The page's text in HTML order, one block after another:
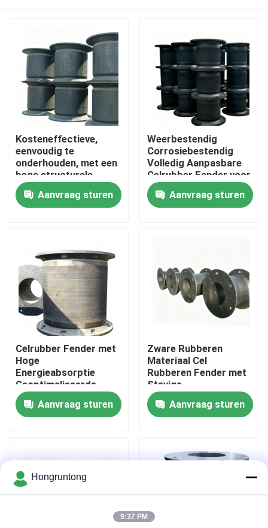
Thuis
Video's
Over ons
Fabriekstocht
Kwaliteitscontrole
Vraag een offerte
Yokohama rubberstootkussen
Pneumatisch Rubberstootkussen
Kosteneffectieve,
eenvoudig te
onderhouden, met een
hoge structurele
stabiliteit, rubberen
fender voor
scheepsdocking
Aanvraag sturen
Weerbestendig
Corrosiebestendig
Volledig Aanpasbare
Celrubber Fender voor
Maritieme en
Doktoepassingen
Aanvraag sturen
Celrubber Fender met
Hoge
Energieabsorptie
Geoptimaliseerde
Trommelstructuur en
Lage Rompreactie
Aanvraag sturen
Zware Rubberen
Materiaal Cel
Rubberen Fender met
Stevige
Flensinstallatie en
Uitstekende
Bufferprestaties
Aanvraag sturen
Hongruntong
9:37 PM